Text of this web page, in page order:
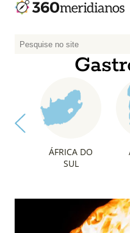
P
s
r
ÁFRICA DO
SUL